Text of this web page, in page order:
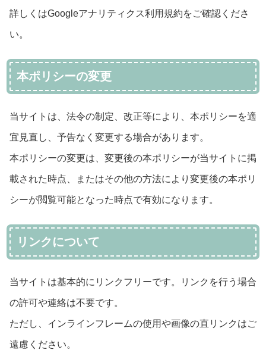
詳しくはGoogleアナリティクス利用規約をご確認くださ
い。
本ポリシーの変更
当サイトは、法令の制定、改正等により、本ポリシーを適
宜見直し、予告なく変更する場合があります。
本ポリシーの変更は、変更後の本ポリシーが当サイトに掲
載された時点、またはその他の方法により変更後の本ポリ
シーが閲覧可能となった時点で有効になります。
リンクについて
当サイトは基本的にリンクフリーです。リンクを行う場合
の許可や連絡は不要です。
ただし、インラインフレームの使用や画像の直リンクはご
遠慮ください。